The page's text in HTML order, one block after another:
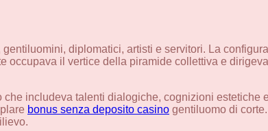
diplomatici, artisti e servitori. La
il vertice della piramide collettiva e
includeva talenti dialogiche, cognizioni estetiche
bonus senza deposito casino gentiluomo di